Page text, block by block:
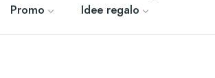
Promo
Idee regalo